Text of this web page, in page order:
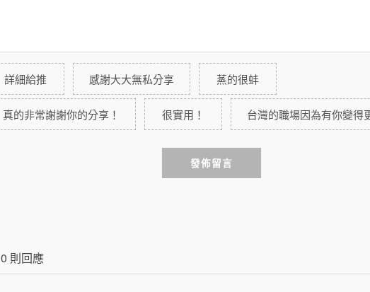
詳細給推 感謝大大無私分享 蒸的很蚌
真的非常謝謝你的分享！ 很實用！ 台灣的職場因為有你變得
發佈留言
0 則回應